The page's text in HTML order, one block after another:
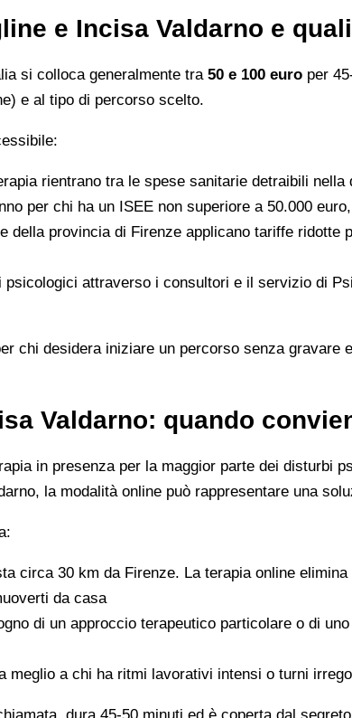
e Incisa Valdarno e
si colloca generalmente tra 50 e 100 euro per
e al tipo di percorso scelto.
rientrano tra le spese sanitarie detraibili
per chi ha un ISEE non superiore a 50.000
della provincia di Firenze applicano tariffe
psicologici attraverso i consultori e il servizio di
chi desidera iniziare un percorso senza
Valdarno: quando
in presenza per la maggior parte dei disturbi
la modalità online può rappresentare una
circa 30 km da Firenze. La terapia online
da casa
di un approccio terapeutico particolare o di
meglio a chi ha ritmi lavorativi intensi o turni
dura 45-50 minuti ed è coperta dal